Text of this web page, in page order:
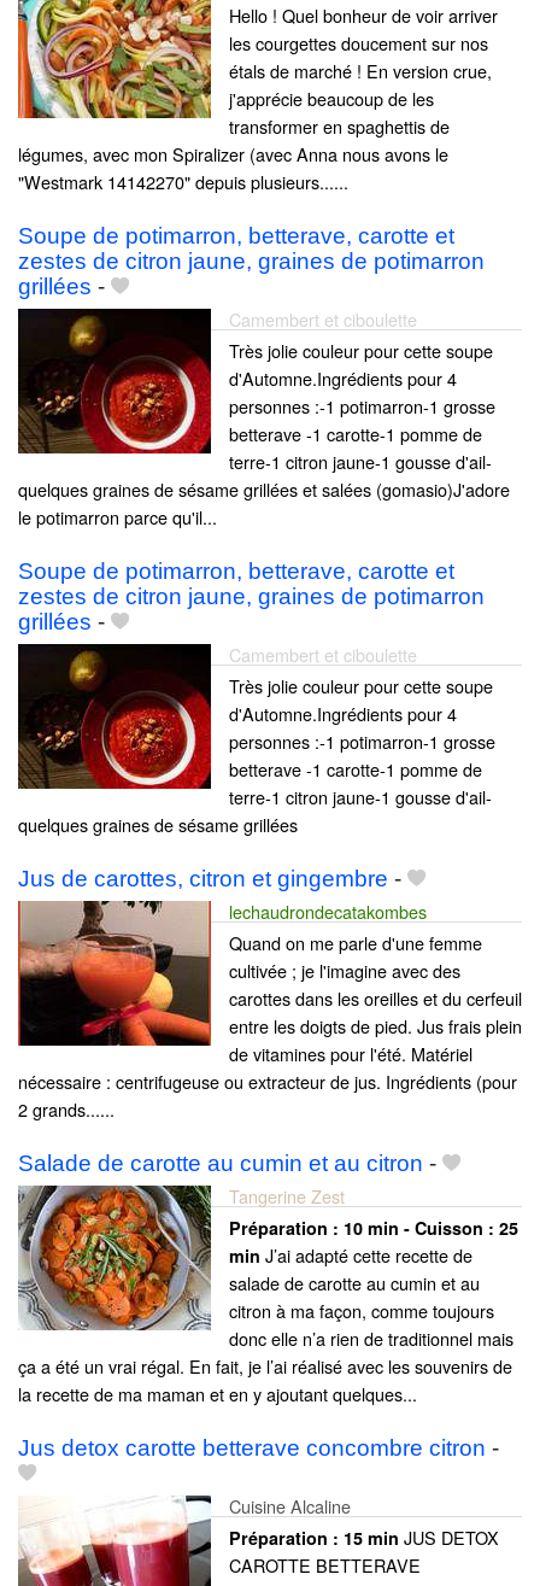
Hello ! Quel bonheur de voir arriver
les courgettes doucement sur nos
étals de marché ! En version crue,
j'apprécie beaucoup de les
transformer en spaghettis de
légumes, avec mon Spiralizer (avec Anna nous avons le
"Westmark 14142270" depuis plusieurs......
Soupe de potimarron, betterave, carotte et
zestes de citron jaune, graines de potimarron
grillées -
Camembert et ciboulette
Très jolie couleur pour cette soupe
d'Automne.Ingrédients pour 4
personnes :-1 potimarron-1 grosse
betterave -1 carotte-1 pomme de
terre-1 citron jaune-1 gousse d'ail-
quelques graines de sésame grillées et salées (gomasio)J'adore
le potimarron parce qu'il...
Soupe de potimarron, betterave, carotte et
zestes de citron jaune, graines de potimarron
grillées -
Camembert et ciboulette
Très jolie couleur pour cette soupe
d'Automne.Ingrédients pour 4
personnes :-1 potimarron-1 grosse
betterave -1 carotte-1 pomme de
terre-1 citron jaune-1 gousse d'ail-
quelques graines de sésame grillées
Jus de carottes, citron et gingembre -
lechaudrondecatakombes
Quand on me parle d'une femme
cultivée ; je l'imagine avec des
carottes dans les oreilles et du cerfeuil
entre les doigts de pied. Jus frais plein
de vitamines pour l'été. Matériel
nécessaire : centrifugeuse ou extracteur de jus. Ingrédients (pour
2 grands......
Salade de carotte au cumin et au citron -
Tangerine Zest
Préparation : 10 min - Cuisson : 25
min J’ai adapté cette recette de
salade de carotte au cumin et au
citron à ma façon, comme toujours
donc elle n’a rien de traditionnel mais
ça a été un vrai régal. En fait, je l’ai réalisé avec les souvenirs de
la recette de ma maman et en y ajoutant quelques...
Jus detox carotte betterave concombre citron -
Cuisine Alcaline
Préparation : 15 min JUS DETOX
CAROTTE BETTERAVE